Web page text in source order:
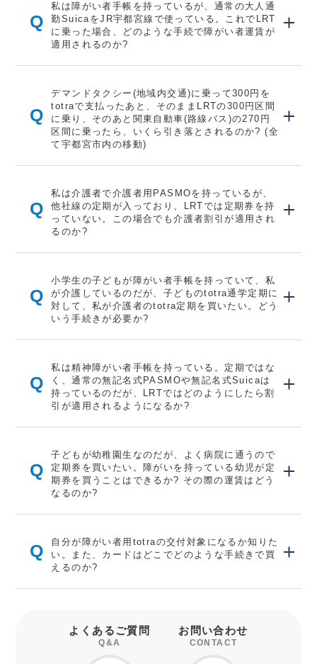
Q
私は障がい者手帳を持っているが、通常の大人通
勤SuicaをJR宇都宮線で使っている。これでLRT
に乗った場合、どのような手続で障がい者運賃が
適用されるのか?
Q
デマンドタクシー(地域内交通)に乗って300円を
totraで支払ったあと、そのままLRTの300円区間
に乗り、そのあと関東自動車(路線バス)の270円
区間に乗ったら、いくら引き落とされるのか? (全
て宇都宮市内の移動)
Q
私は介護者で介護者用PASMOを持っているが、
他社線の定期が入っており、LRTでは定期券を持
っていない。この場合でも介護者割引が適用され
るのか?
Q
小学生の子どもが障がい者手帳を持っていて、私
が介護しているのだが、子どものtotra通学定期に
対して、私が介護者のtotra定期を買いたい。どう
いう手続きが必要か?
Q
私は精神障がい者手帳を持っている。定期ではな
く、通常の無記名式PASMOや無記名式Suicaは
持っているのだが、LRTではどのようにしたら割
引が適用されるようになるか?
Q
子どもが幼稚園生なのだが、よく病院に通うので
定期券を買いたい。障がいを持っている幼児が定
期券を買うことはできるか? その際の運賃はどう
なるのか?
Q
自分が障がい者用totraの交付対象になるか知りた
い。また、カードはどこでどのような手続きで買
えるのか?
よくあるご質問
Q&A
お問い合わせ
CONTACT